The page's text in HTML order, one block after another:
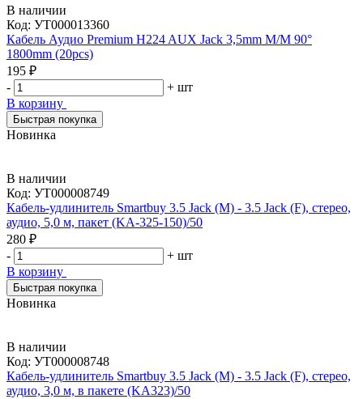
В наличии
Код: УТ000013360
Кабель Аудио Premium H224 AUX Jack 3,5mm M/M 90°
1800mm (20pcs)
195 ₽
-
+ шт
В корзину
Быстрая покупка
Новинка
В наличии
Код: УТ000008749
Кабель-удлинитель Smartbuy 3.5 Jack (M) - 3.5 Jack (F), стерео,
аудио, 5,0 м, пакет (KA-325-150)/50
280 ₽
-
+ шт
В корзину
Быстрая покупка
Новинка
В наличии
Код: УТ000008748
Кабель-удлинитель Smartbuy 3.5 Jack (M) - 3.5 Jack (F), стерео,
аудио, 3,0 м, в пакете (KA323)/50